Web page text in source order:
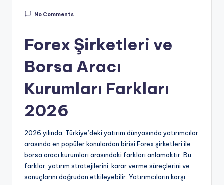
No Comments
Forex Şirketleri ve
Borsa Aracı
Kurumları Farkları
2026
2026 yılında, Türkiye’deki yatırım dünyasında yatırımcılar
arasında en popüler konulardan birisi Forex şirketleri ile
borsa aracı kurumları arasındaki farkları anlamaktır. Bu
farklar, yatırım stratejilerini, karar verme süreçlerini ve
sonuçlarını doğrudan etkileyebilir. Yatırımcıların karşı